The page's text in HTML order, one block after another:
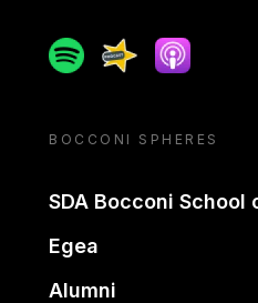
SpotifySpreaker
Apple
BOCCONI SPHERES
SDA Bocconi School
Egea
Alumni